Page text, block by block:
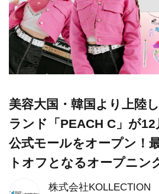
株式会社KOLLECTION
美容大国・韓国より上陸
ランド「PEACH C」が12
公式モールをオープン！
トオフとなるオープニン